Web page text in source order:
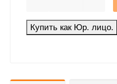
Купить как Юр. лицо.